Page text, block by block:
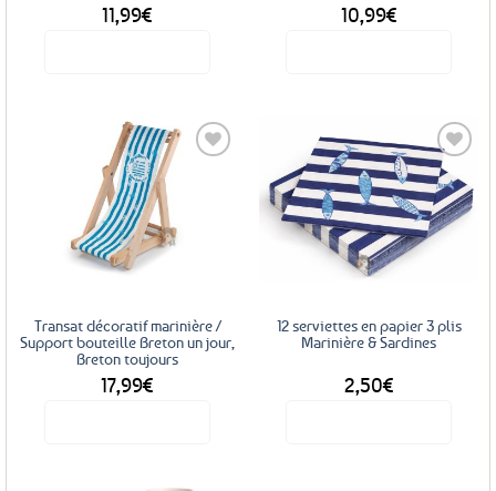
11,99€ 10,99€
Transat décoratif marinière /
Support bouteille Breton un jour,
Breton toujours
17,99€
Ajouter
aux
favoris
12 serviettes en papier 3 plis
Marinière & Sardines
2,50€